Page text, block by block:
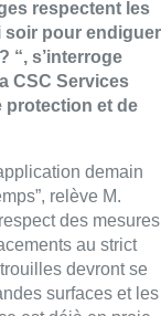
respectent les
soir pour endiguer
“, s’interroge
CSC Services
protection et de
demain
relève M.
des mesures
au strict
devront se
surfaces et les